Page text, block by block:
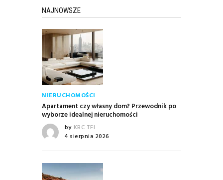
NAJNOWSZE
NIERUCHOMOŚCI
Apartament czy własny dom? Przewodnik po
wyborze idealnej nieruchomości
by KBC TFI
4 sierpnia 2026